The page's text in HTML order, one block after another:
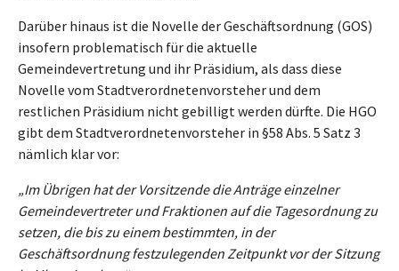
Darüber hinaus ist die Novelle der Geschäftsordnung (GOS)
insofern problematisch für die aktuelle
Gemeindevertretung und ihr Präsidium, als dass diese
Novelle vom Stadtverordnetenvorsteher und dem
restlichen Präsidium nicht gebilligt werden dürfte. Die HGO
gibt dem Stadtverordnetenvorsteher in §58 Abs. 5 Satz 3
nämlich klar vor:
„Im Übrigen hat der Vorsitzende die Anträge einzelner
Gemeindevertreter und Fraktionen auf die Tagesordnung zu
setzen, die bis zu einem bestimmten, in der
Geschäftsordnung festzulegenden Zeitpunkt vor der Sitzung